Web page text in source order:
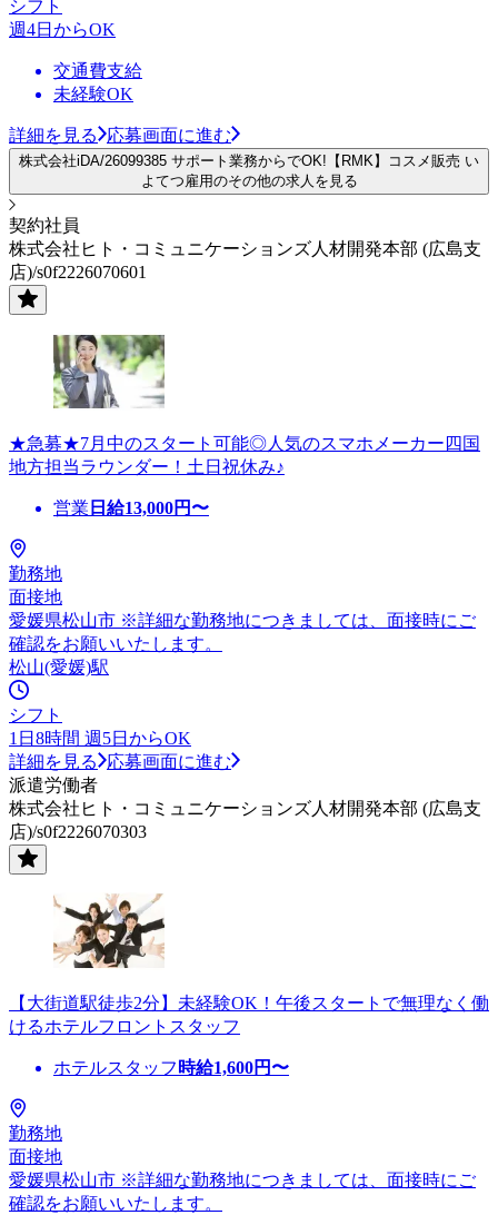
シフト
週4日からOK
交通費支給
未経験OK
詳細を見る 応募画面に進む
株式会社iDA/26099385 サポート業務からでOK!【RMK】コスメ販売 い
よてつ雇用のその他の求人を見る
契約社員
株式会社ヒト・コミュニケーションズ人材開発本部 (広島支
店)/s0f2226070601
★急募★7月中のスタート可能◎人気のスマホメーカー四国
地方担当ラウンダー！土日祝休み♪
営業 日給13,000円〜
勤務地
面接地
愛媛県松山市 ※詳細な勤務地につきましては、面接時にご
確認をお願いいたします。
松山(愛媛)駅
シフト
1日8時間 週5日からOK
詳細を見る
応募画面に進む
派遣労働者
株式会社ヒト・コミュニケーションズ人材開発本部 (広島支
店)/s0f2226070303
【大街道駅徒歩2分】未経験OK！午後スタートで無理なく働
けるホテルフロントスタッフ
ホテルスタッフ 時給1,600円〜
勤務地
面接地
愛媛県松山市 ※詳細な勤務地につきましては、面接時にご
確認をお願いいたします。